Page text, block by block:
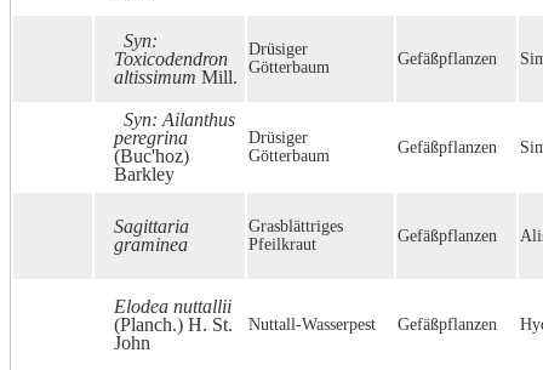
Syn:
Toxicodendron
altissimum Mill.
Drüsiger
Götterbaum
Gefäßpflanzen
Syn: Ailanthus
peregrina
(Buc'hoz)
Barkley
Drüsiger
Götterbaum
Gefäßpflanzen
Sagittaria
graminea
Grasblättriges
Pfeilkraut
Gefäßpflanzen
Elodea nuttallii
(Planch.) H. St.
John
Nuttall-Wasserpest Gefäßpflanzen